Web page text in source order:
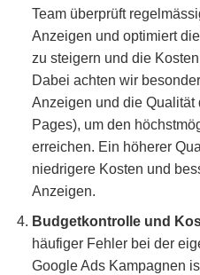
Team überprüft
Anzeigen und optimiert
zu steigern und die
Dabei achten wir
Anzeigen und die
Pages), um den
erreichen. Ein höherer
niedrigere Kosten und
Anzeigen.
Budgetkontrolle und
häufiger Fehler bei der
Google Ads Kampagnen